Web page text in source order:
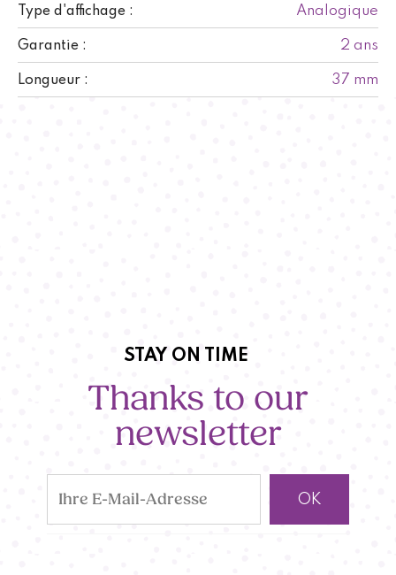
Type d'affichage : Analogique
Garantie : 2 ans
Longueur : 37 mm
STAY ON TIME
Thanks to our
newsletter